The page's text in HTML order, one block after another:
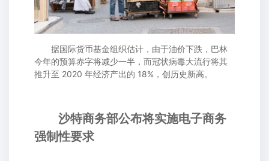
据国际货币基金组织估计，由于油价下跌，巴林
今年的预算赤字将减少一半，而冠状病毒大流行将其
推升至 2020 年经济产出的 18%，创历史新高。
沙特商务部公布将实施电子商务
强制性要求